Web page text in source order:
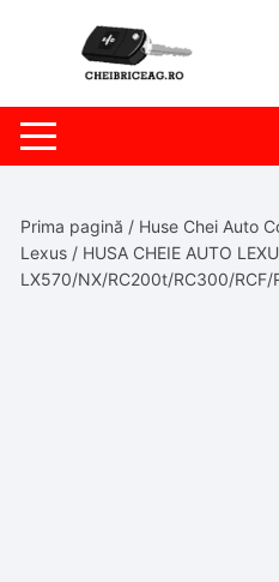
Prima pagină / Huse Chei Auto
Lexus / HUSA CHEIE AUTO
LX570/NX/RC200t/RC300/